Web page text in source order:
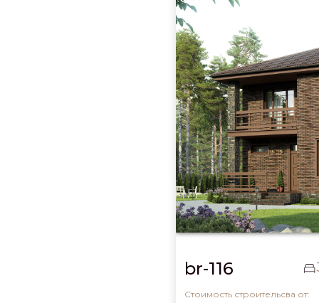
br-116
Стоимость строительсва от: